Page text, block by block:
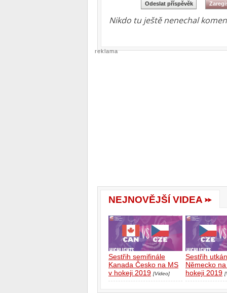
Nikdo tu ještě nenechal
reklama
NEJNOVĚJŠÍ VIDEA
Sestřih semifinále
Kanada Česko na MS
v hokeji 2019 [Video]
Sestřih
Německo
hokeji 2019